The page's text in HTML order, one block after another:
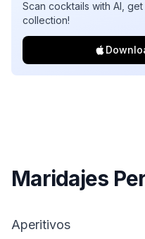
Scan cocktails with AI,
collection!
Maridajes
Aperitivos